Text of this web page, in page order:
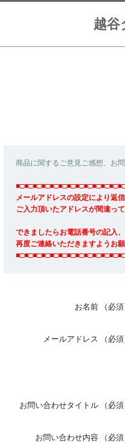
越谷
商品に関するご意見ご感想、お
メールアドレスの設定により返
ご入力頂いたアドレスが間違っ
できましたらお電話番号の記入
再度ご連絡いただきますようお願
お名前 （必須
メールアドレス （必須
お問い合わせタイトル （必須
お問い合わせ内容 （必須